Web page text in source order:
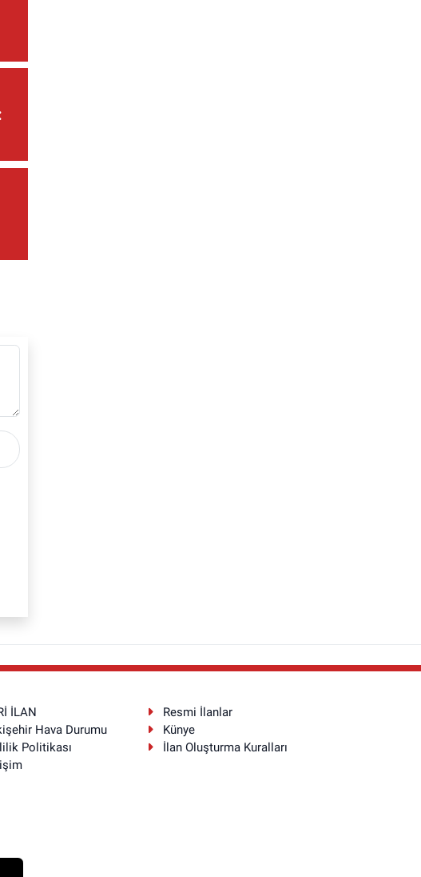
İLAN
Resmi İlanlar
Hava Durumu
Künye
Politikası
İlan Oluşturma Kuralları